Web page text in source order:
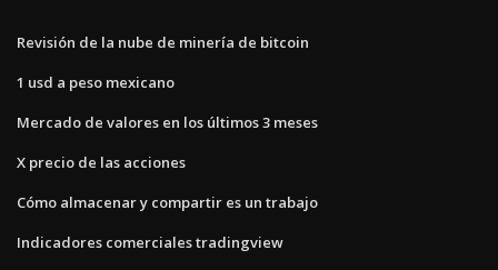
Revisión de la nube de minería de bitcoin
1 usd a peso mexicano
Mercado de valores en los últimos 3 meses
X precio de las acciones
Cómo almacenar y compartir es un trabajo
Indicadores comerciales tradingview